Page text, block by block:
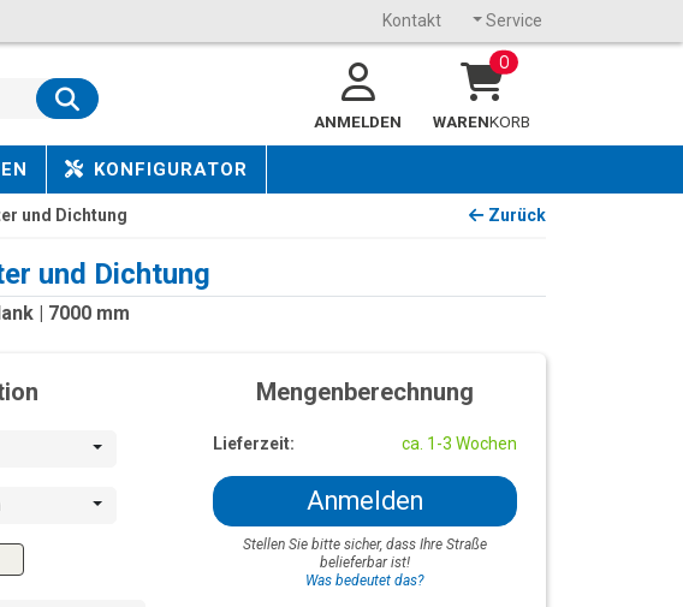
Kontakt Service
ANMELDEN
0
WARENKORB
KONFIGURATOR
und Dichtung Zurück
und Dichtung
| 7000 mm
Mengenberechnung
Lieferzeit: ca. 1-3 Wochen
Anmelden
Stellen Sie bitte sicher, dass Ihre Straße
belieferbar ist!
Was bedeutet das?